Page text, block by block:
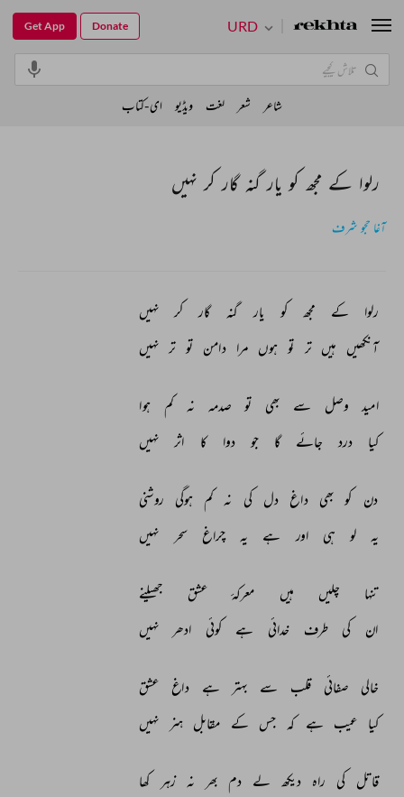
رلوا کے مجھ کو یار گنہ گار کر نہیں
آغا حجو شرف
رلوا کے مجھ کو یار گنہ گار کر
نہیں
آنکھیں ہیں تر تو ہوں مرا دامن تو تر نہیں
امید وصل سے بھی تو صدمہ نہ کم
ہوا
کیا
درد جائے گا جو دوا کا اثر نہیں
دن کو بھی داغ دل کی نہ کم ہوگی
روشنی
یہ
لو ہی اور ہے یہ چراغ سحر نہیں
تنہا چلیں ہیں معرکۂ عشق
جھیلنے
ان
کی طرف خدائی ہے کوئی ادھر نہیں
خالی صفائی قلب سے بہتر ہے داغ
عشق
کیا عیب ہے کہ جس کے مقابل ہنر نہیں
قاتل کی راہ دیکھ لے دم بھر نہ زہر
کھا
URD
Get App Donate
شاعر شعر لغت ویڈیو ای-کتاب